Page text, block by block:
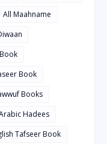
All Maahname
Book
Books
Hadees
Tafseer Book